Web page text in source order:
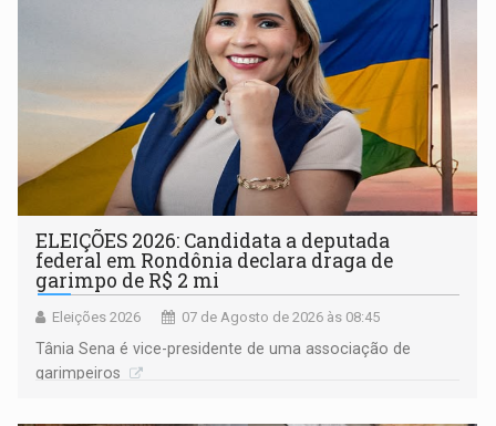
ELEIÇÕES 2026: Candidata a deputada
federal em Rondônia declara draga de
garimpo de R$ 2 mi
Eleições 2026 07 de Agosto de 2026 às 08:45
Tânia Sena é vice-presidente de uma associação de
garimpeiros